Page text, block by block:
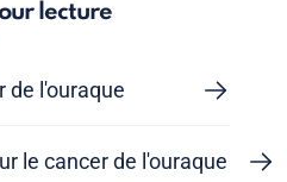
lecture
de l'ouraque
le cancer de l'ouraque